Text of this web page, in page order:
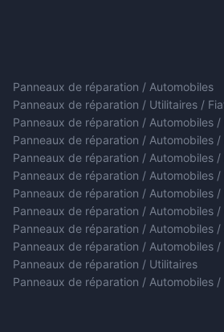
Panneaux de réparation / Automobiles
Panneaux de réparation / Utilitaires /
Panneaux de réparation / Automobiles /
Panneaux de réparation / Automobiles /
Panneaux de réparation / Automobiles /
Panneaux de réparation / Automobiles
Panneaux de réparation / Automobiles /
Panneaux de réparation / Automobiles /
Panneaux de réparation / Automobiles /
Panneaux de réparation / Automobiles /
Panneaux de réparation / Utilitaires
Panneaux de réparation / Automobiles /